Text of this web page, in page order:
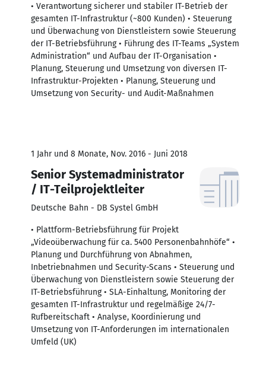
• Verantwortung sicherer und stabiler IT-Betrieb der
gesamten IT-Infrastruktur (~800 Kunden) • Steuerung
und Überwachung von Dienstleistern sowie Steuerung
der IT-Betriebsführung • Führung des IT-Teams „System
Administration“ und Aufbau der IT-Organisation •
Planung, Steuerung und Umsetzung von diversen IT-
Infrastruktur-Projekten • Planung, Steuerung und
Umsetzung von Security- und Audit-Maßnahmen
1 Jahr und 8 Monate, Nov. 2016 - Juni 2018
Senior Systemadministrator
/ IT-Teilprojektleiter
Deutsche Bahn - DB Systel GmbH
• Plattform-Betriebsführung für Projekt
„Videoüberwachung für ca. 5400 Personenbahnhöfe“ •
Planung und Durchführung von Abnahmen,
Inbetriebnahmen und Security-Scans • Steuerung und
Überwachung von Dienstleistern sowie Steuerung der
IT-Betriebsführung • SLA-Einhaltung, Monitoring der
gesamten IT-Infrastruktur und regelmäßige 24/7-
Rufbereitschaft • Analyse, Koordinierung und
Umsetzung von IT-Anforderungen im internationalen
Umfeld (UK)